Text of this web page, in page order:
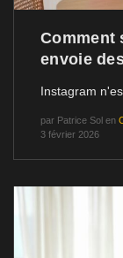
Comment
envoie
Instagram
par Patrice Sol en
3 février 2026